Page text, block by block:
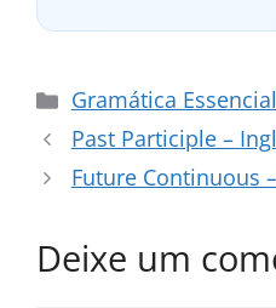
Categorias
Gramática Essencial
Past Participle –
Future Continuous
Deixe um